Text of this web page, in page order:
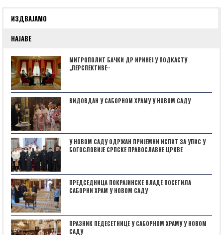
ИЗДВАЈАМО
НАЈАВЕ
МИТРОПОЛИТ БАЧКИ ДР ИРИНЕЈ У ПОДКАСТУ
„ПЕРСПЕКТИВЕˮ
ВИДОВДАН У САБОРНОМ ХРАМУ У НОВОМ САДУ
У НОВОМ САДУ ОДРЖАН ПРИЈЕМНИ ИСПИТ ЗА УПИС У
БОГОСЛОВИЈЕ СРПСКЕ ПРАВОСЛАВНЕ ЦРКВЕ
ПРЕДСЕДНИЦА ПОКРАЈИНСКЕ ВЛАДЕ ПОСЕТИЛА
САБОРНИ ХРАМ У НОВОМ САДУ
ПРАЗНИК ПЕДЕСЕТНИЦЕ У САБОРНОМ ХРАМУ У НОВОМ
САДУ